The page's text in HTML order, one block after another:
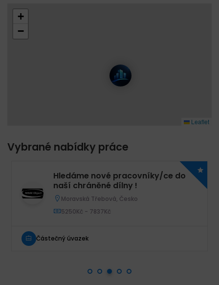
+
−
Leaflet
Vybrané nabídky práce
Hledáme nové pracovníky/ce do
naší chráněné dílny !
Moravská Třebová, Česko
5250Kč - 7837Kč
Částečný úvazek